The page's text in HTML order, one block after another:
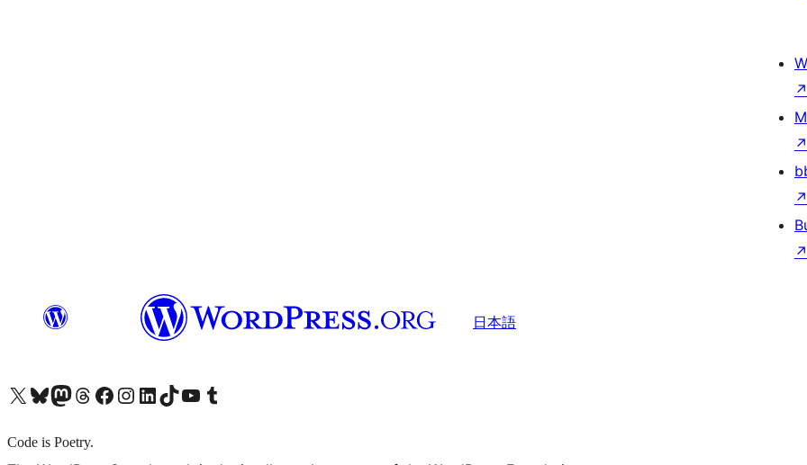
↗
↗
↗
↗
日本語
X (旧 Twitter) アカウントへBluesky アカウントへMastodon アカウントへThreads アカウントへ Facebook ページへInstagram アカウントへ LinkedIn アカウントへTikTok アカウントへYouTube チャンネルへ Tumblr アカウントへ
Code is Poetry.